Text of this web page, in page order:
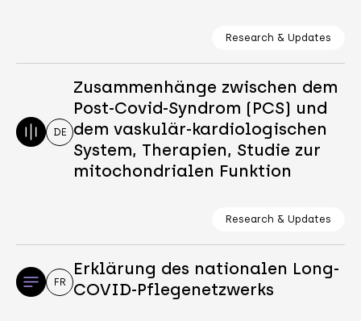
Research & Updates
DE
Zusammenhänge zwischen dem
Post-Covid-Syndrom (PCS) und
dem vaskulär-kardiologischen
System, Therapien, Studie zur
mitochondrialen Funktion
Research & Updates
FR
Erklärung des nationalen Long-
COVID-Pflegenetzwerks